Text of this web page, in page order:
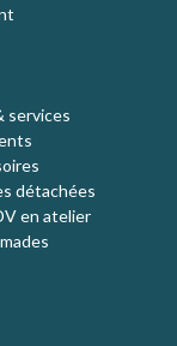
services
détachées
en atelier